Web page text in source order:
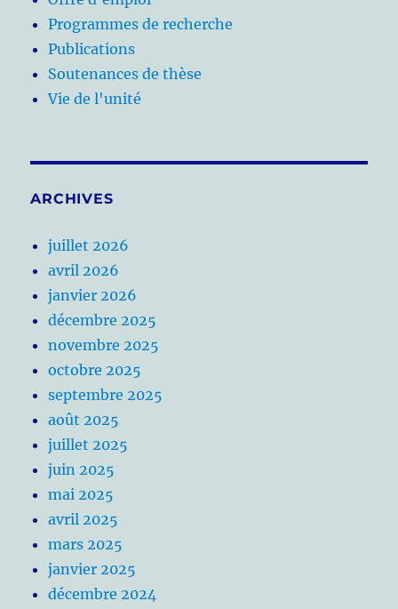
Programmes de recherche
Publications
Soutenances de thèse
Vie de l'unité
ARCHIVES
juillet 2026
avril 2026
janvier 2026
décembre 2025
novembre 2025
octobre 2025
septembre 2025
août 2025
juillet 2025
juin 2025
mai 2025
avril 2025
mars 2025
janvier 2025
décembre 2024